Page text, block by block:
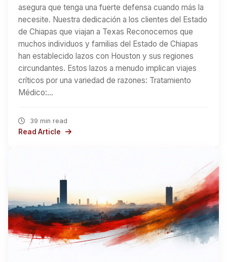
asegura que tenga una fuerte defensa cuando más la
necesite. Nuestra dedicación a los clientes del Estado
de Chiapas que viajan a Texas Reconocemos que
muchos individuos y familias del Estado de Chiapas
han establecido lazos con Houston y sus regiones
circundantes. Estos lazos a menudo implican viajes
críticos por una variedad de razones: Tratamiento
Médico:…
39 min read
Read Article